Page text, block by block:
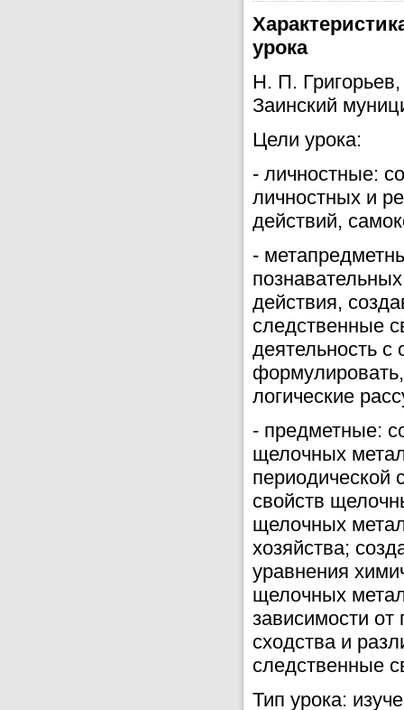
урока
Н. П.
Заинский
Цели урока:
- личностные:
личностных и
действий,
-
действия,
следственные
деятельность с
формулировать,
логические
- предметные:
щелочных
периодической
свойств
щелочных
хозяйства;
уравнения
щелочных
зависимости
сходства и
следственные
Тип урока: